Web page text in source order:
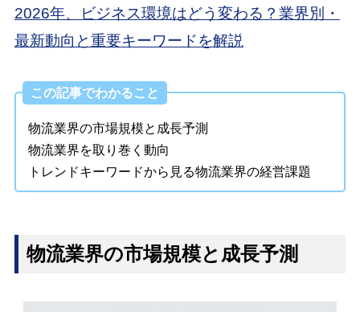
2026年、ビジネス環境はどう変わる？業界別・
最新動向と重要キーワードを解説
この記事でわかること
物流業界の市場規模と成長予測
物流業界を取り巻く動向
トレンドキーワードから見る物流業界の経営課題
物流業界の市場規模と成長予測